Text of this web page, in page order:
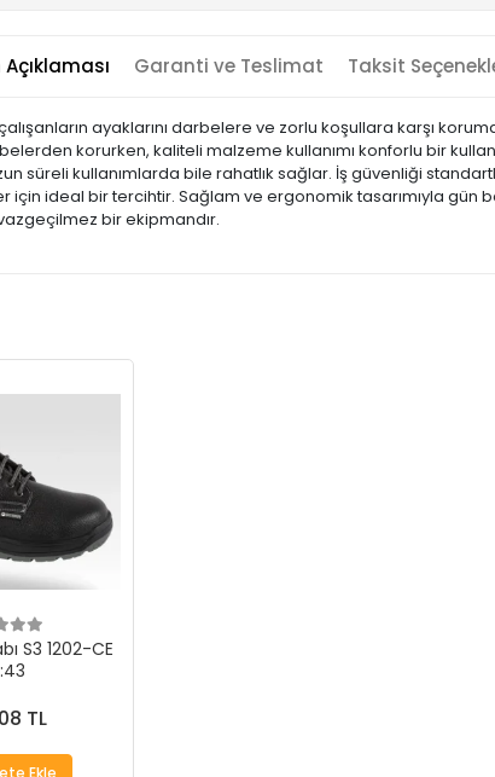
Açıklaması Garanti ve Teslimat Taksit
ayaklarını darbelere ve zorlu koşullara karşı
korurken, kaliteli malzeme kullanımı konforlu bir
süreli kullanımlarda bile rahatlık sağlar. İş güvenliği
ideal bir tercihtir. Sağlam ve ergonomik tasarımıyla gün
bir ekipmandır.
S3 1202-CE
TL
Ekle